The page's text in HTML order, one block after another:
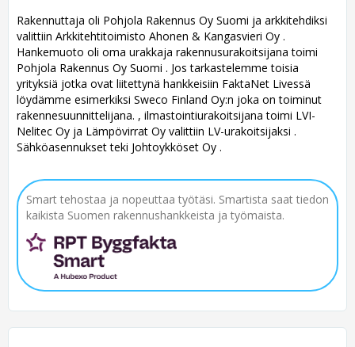
Rakennuttaja oli Pohjola Rakennus Oy Suomi ja arkkitehdiksi
valittiin Arkkitehtitoimisto Ahonen & Kangasvieri Oy .
Hankemuoto oli oma urakkaja rakennusurakoitsijana toimi
Pohjola Rakennus Oy Suomi . Jos tarkastelemme toisia
yrityksiä jotka ovat liitettynä hankkeisiin FaktaNet Livessä
löydämme esimerkiksi Sweco Finland Oy:n joka on toiminut
rakennesuunnittelijana. , ilmastointiurakoitsijana toimi LVI-
Nelitec Oy ja Lämpövirrat Oy valittiin LV-urakoitsijaksi .
Sähköasennukset teki Johtoykköset Oy .
Smart tehostaa ja nopeuttaa työtäsi. Smartista saat tiedon
kaikista Suomen rakennushankkeista ja työmaista.